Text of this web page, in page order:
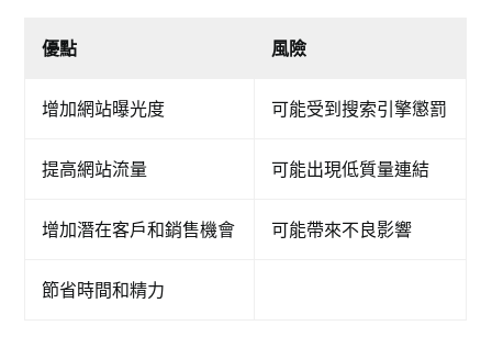
優點 風險
增加網站曝光度 可能受到搜索引擎懲罰
提高網站流量 可能出現低質量連結
增加潛在客戶和銷售機會 可能帶來不良影響
節省時間和精力